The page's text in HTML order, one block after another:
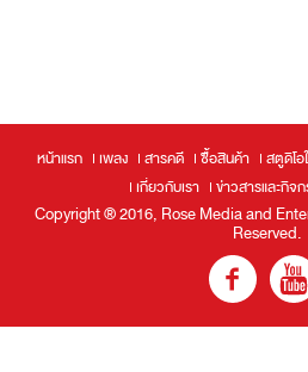
หน้าแรก เพลง สารคดี ซื้อสินค้า สตูดิโอ
เกี่ยวกับเรา
ข่าวสารและกิจ
Copyright ® 2016, Rose Media and
Reserved.